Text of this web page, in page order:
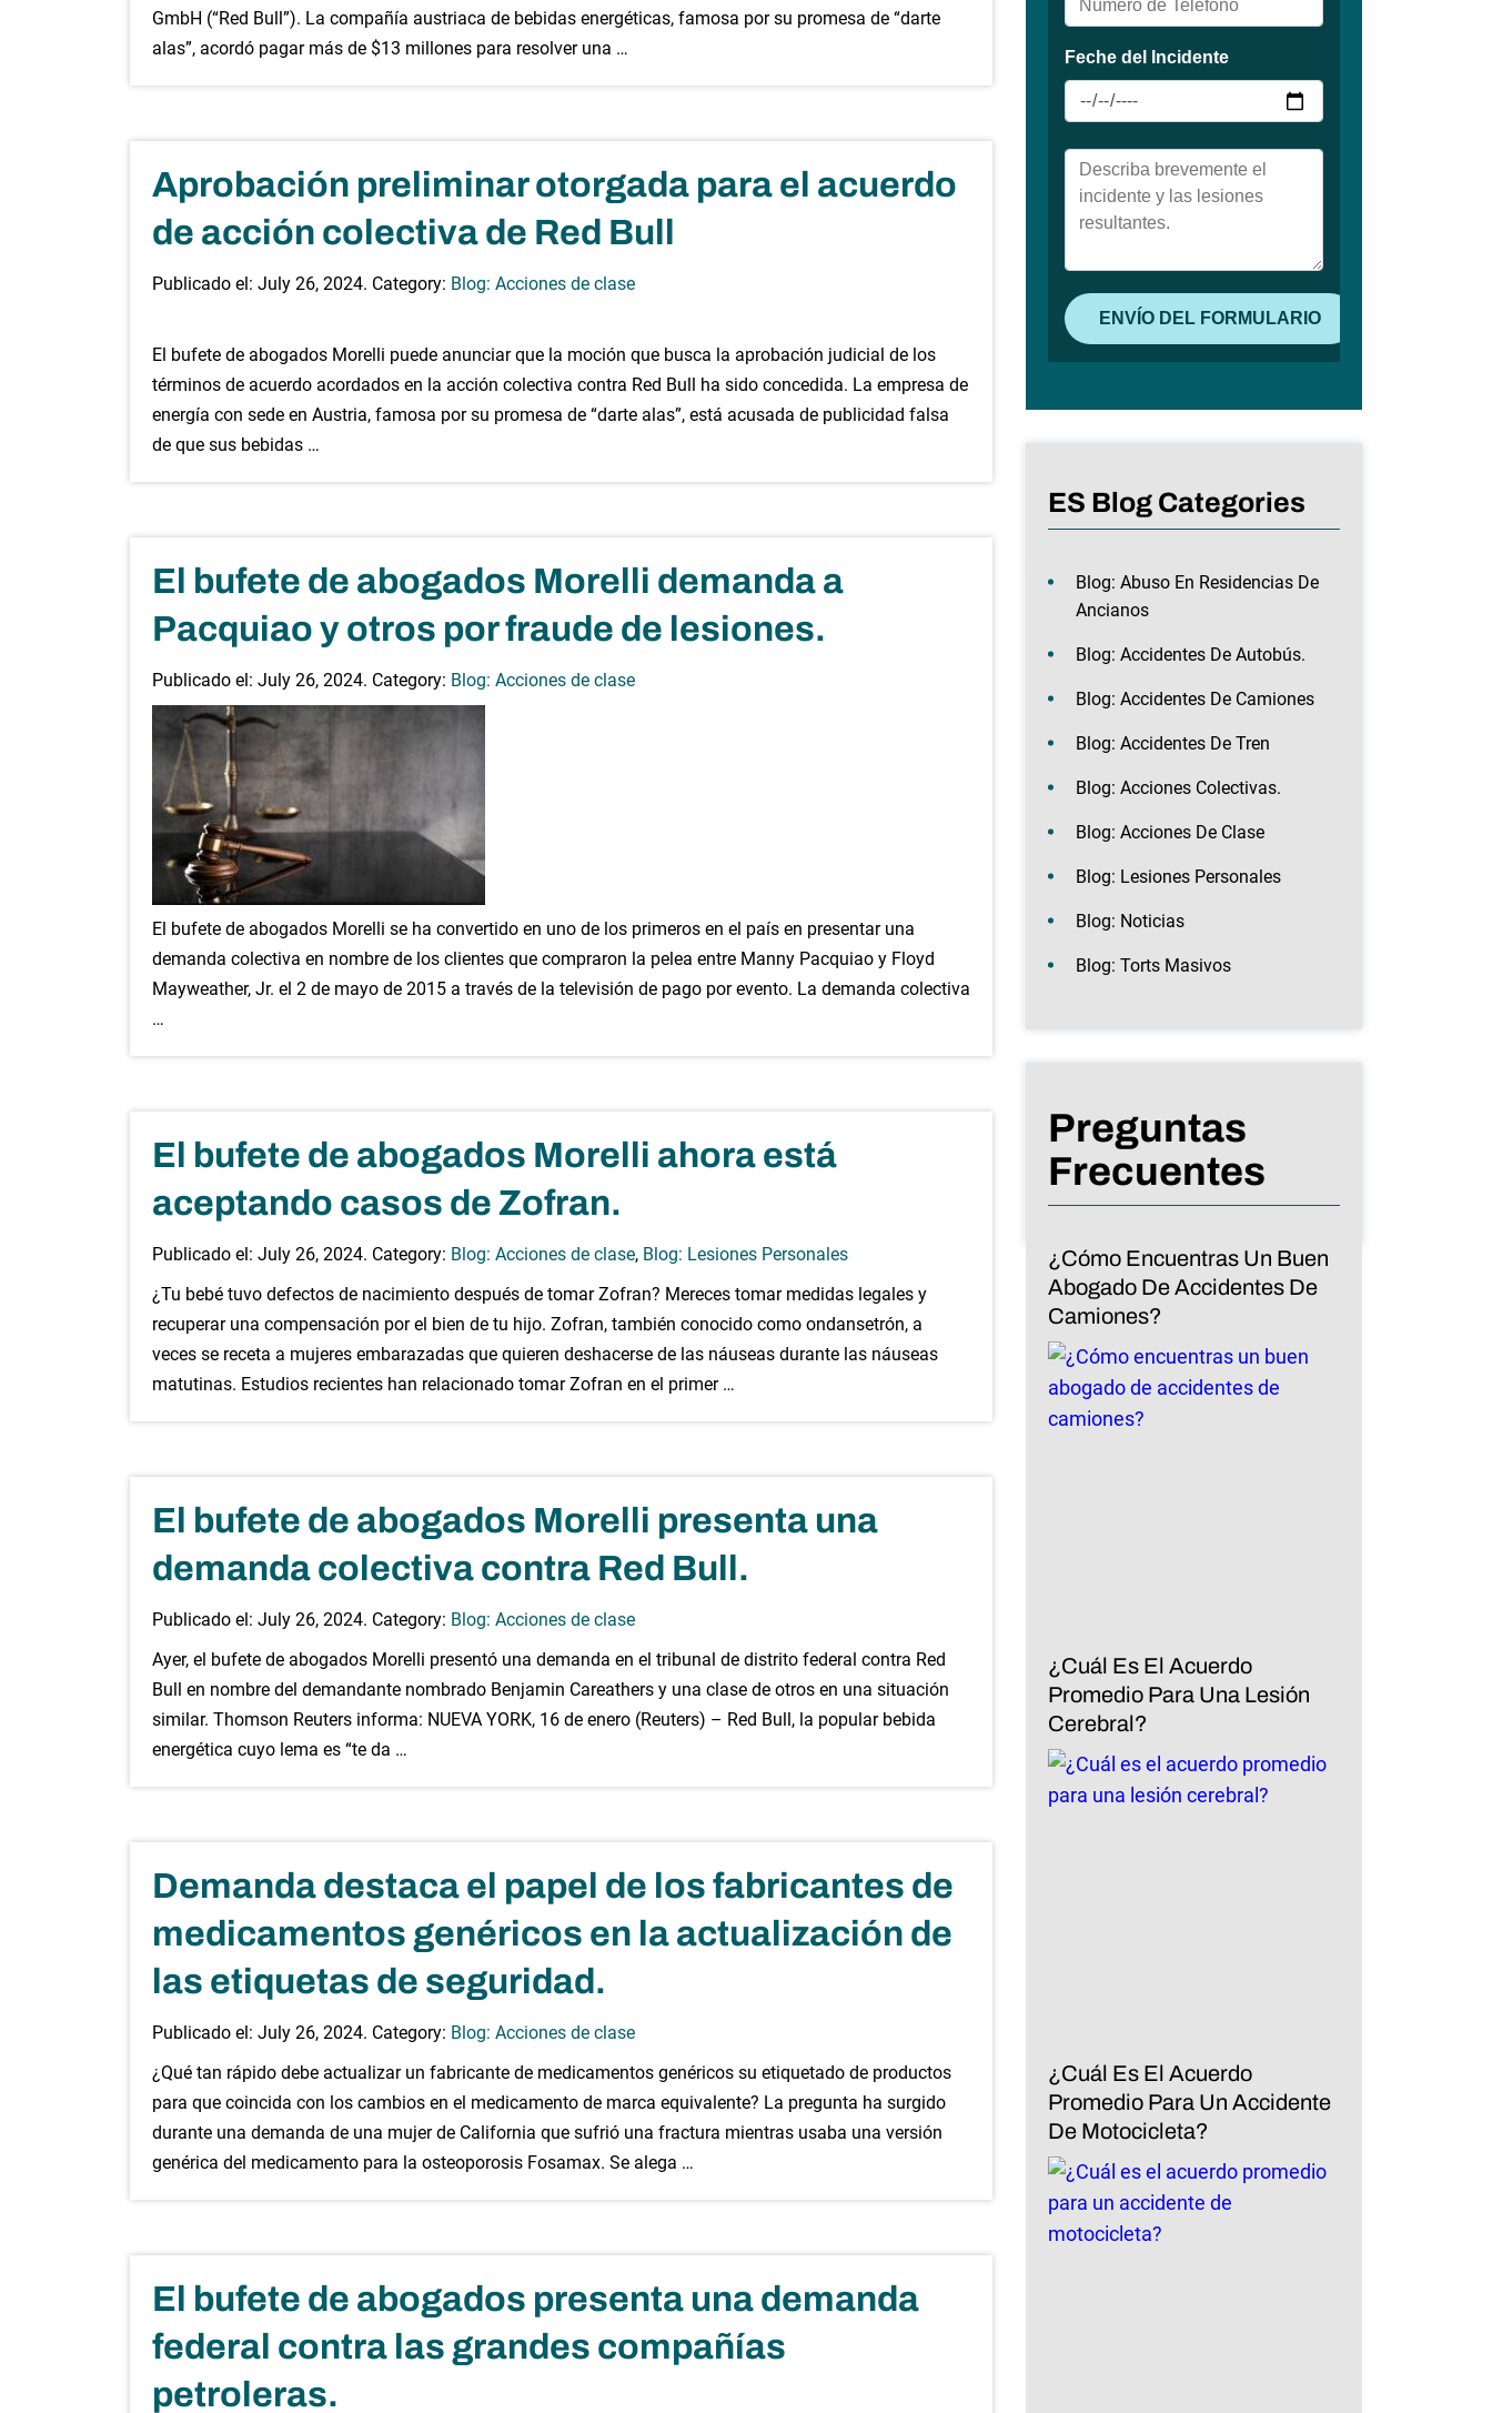
GmbH (“Red Bull”). La compañía austriaca de bebidas energéticas, famosa por su promesa de “darte
alas”, acordó pagar más de $13 millones para resolver una …
Aprobación preliminar otorgada para el acuerdo
de acción colectiva de Red Bull
Publicado el: July 26, 2024. Category: Blog: Acciones de clase
El bufete de abogados Morelli puede anunciar que la moción que busca la aprobación judicial de los
términos de acuerdo acordados en la acción colectiva contra Red Bull ha sido concedida. La empresa de
energía con sede en Austria, famosa por su promesa de “darte alas”, está acusada de publicidad falsa
de que sus bebidas …
El bufete de abogados Morelli demanda a
Pacquiao y otros por fraude de lesiones.
Publicado el: July 26, 2024. Category: Blog: Acciones de clase
El bufete de abogados Morelli se ha convertido en uno de los primeros en el país en presentar una
demanda colectiva en nombre de los clientes que compraron la pelea entre Manny Pacquiao y Floyd
Mayweather, Jr. el 2 de mayo de 2015 a través de la televisión de pago por evento. La demanda colectiva
…
El bufete de abogados Morelli ahora está
aceptando casos de Zofran.
Publicado el: July 26, 2024. Category: Blog: Acciones de clase, Blog: Lesiones Personales
¿Tu bebé tuvo defectos de nacimiento después de tomar Zofran? Mereces tomar medidas legales y
recuperar una compensación por el bien de tu hijo. Zofran, también conocido como ondansetrón, a
veces se receta a mujeres embarazadas que quieren deshacerse de las náuseas durante las náuseas
matutinas. Estudios recientes han relacionado tomar Zofran en el primer …
El bufete de abogados Morelli presenta una
demanda colectiva contra Red Bull.
Publicado el: July 26, 2024. Category: Blog: Acciones de clase
Ayer, el bufete de abogados Morelli presentó una demanda en el tribunal de distrito federal contra Red
Bull en nombre del demandante nombrado Benjamin Careathers y una clase de otros en una situación
similar. Thomson Reuters informa: NUEVA YORK, 16 de enero (Reuters) – Red Bull, la popular bebida
energética cuyo lema es “te da …
Demanda destaca el papel de los fabricantes de
medicamentos genéricos en la actualización de
las etiquetas de seguridad.
Publicado el: July 26, 2024. Category: Blog: Acciones de clase
¿Qué tan rápido debe actualizar un fabricante de medicamentos genéricos su etiquetado de productos
para que coincida con los cambios en el medicamento de marca equivalente? La pregunta ha surgido
durante una demanda de una mujer de California que sufrió una fractura mientras usaba una versión
genérica del medicamento para la osteoporosis Fosamax. Se alega …
El bufete de abogados presenta una demanda
federal contra las grandes compañías
petroleras.
ES Blog Categories
Blog: Abuso En Residencias De
Ancianos
Blog: Accidentes De Autobús.
Blog: Accidentes De Camiones
Blog: Accidentes De Tren
Blog: Acciones Colectivas.
Blog: Acciones De Clase
Blog: Lesiones Personales
Blog: Noticias
Blog: Torts Masivos
Preguntas
Frecuentes
¿Cómo Encuentras Un Buen
Abogado De Accidentes De
Camiones?
¿Cuál Es El Acuerdo
Promedio Para Una Lesión
Cerebral?
¿Cuál Es El Acuerdo
Promedio Para Un Accidente
De Motocicleta?